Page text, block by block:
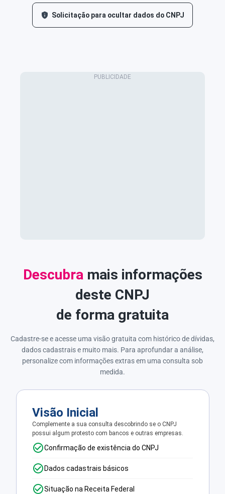
Solicitação para ocultar dados do CNPJ
Descubra mais informações
deste CNPJ
de forma gratuita
Cadastre-se e acesse uma visão gratuita com histórico de dívidas,
dados cadastrais e muito mais. Para aprofundar a análise,
personalize com informações extras em uma consulta sob
medida.
Visão Inicial
Complemente a sua consulta descobrindo se o CNPJ
possui algum protesto com bancos e outras empresas.
Confirmação de existência do CNPJ
Dados cadastrais básicos
Situação na Receita Federal